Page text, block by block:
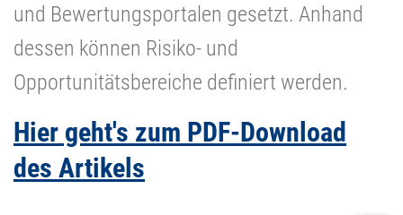
und Bewertungsportalen gesetzt. Anhand
dessen können Risiko- und
Opportunitätsbereiche definiert werden.
Hier geht's zum PDF-Download
des Artikels